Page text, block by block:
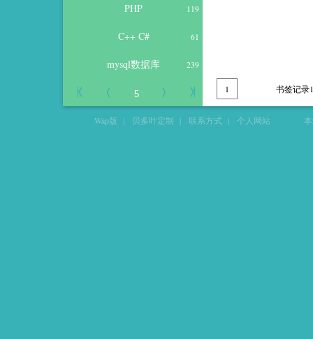
PHP 119
C++ C# 61
mysql数据库 239
1 书签记录
Wap版 | 贝多叶定制 | 联系方式 | 个人网站 本站